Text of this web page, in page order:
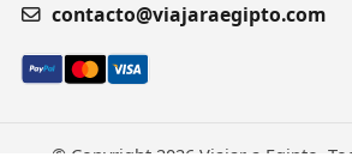
contacto@viajaraegipto.com
© Copyright 2026 Viajar a Egipto.